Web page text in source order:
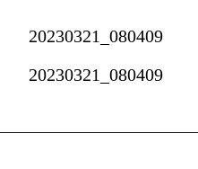
20230321_080409
20230321_080409